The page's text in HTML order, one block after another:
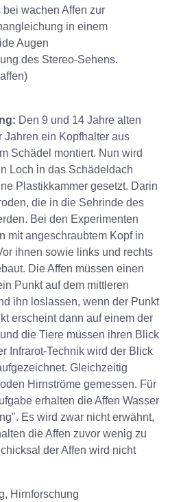
wachen Affen zur
in einem
Augen
des Stereo-Sehens.
Den 9 und 14 Jahre alten
Jahren ein Kopfhalter aus
Schädel montiert. Nun wird
Loch in das Schädeldach
Plastikkammer gesetzt. Darin
die in die Sehrinde des
Bei den Experimenten
mit angeschraubtem Kopf in
ihnen sowie links und rechts
Die Affen müssen einen
Punkt auf dem mittleren
ihn loslassen, wenn der Punkt
erscheint dann auf einem der
die Tiere müssen ihren Blick
Infrarot-Technik wird der Blick
Gleichzeitig
Hirnströme gemessen. Für
erhalten die Affen Wasser
Es wird zwar nicht erwähnt,
die Affen zuvor wenig zu
der Affen wird nicht
Hirnforschung